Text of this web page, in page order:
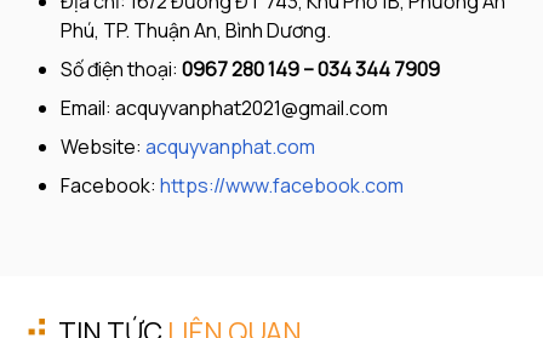
Phú, TP. Thuận An, Bình Dương.
Số điện thoại: 0967 280 149 – 034 344 7909
Email: acquyvanphat2021@gmail.com
Website: acquyvanphat.com
Facebook: https://www.facebook.com